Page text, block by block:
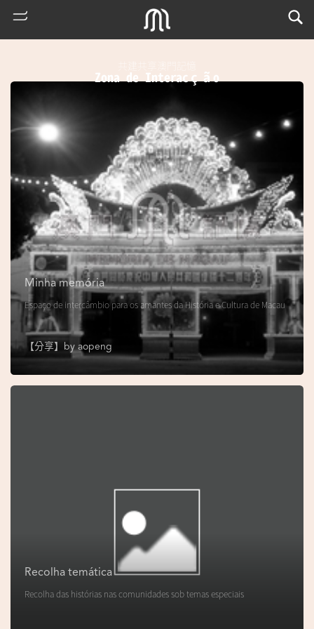
m
Zona de Interacção
Minha memória
Espaço de intercâmbio para os amantes da História e Cultura de Macau
【分享】by aopeng
Recolha temática
Recolha das histórias nas comunidades sob temas especiais